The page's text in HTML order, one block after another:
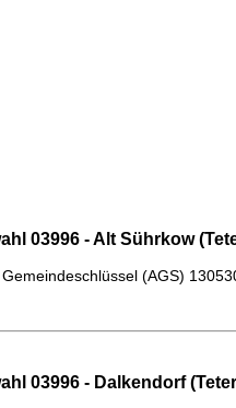
03996 - Alt Sührkow
(AGS)
03996 - Dalkendorf